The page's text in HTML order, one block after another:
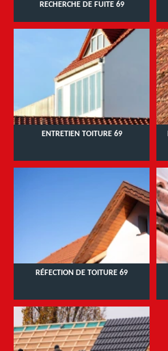
RECHERCHE DE FUITE 69
ENTRETIEN TOITURE 69
RÉFECTION DE TOITURE 69